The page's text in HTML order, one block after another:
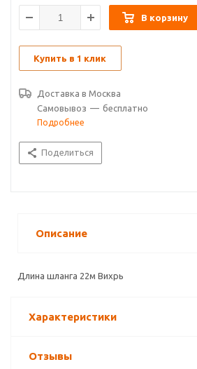
В корзину
Купить в 1 клик
Доставка в Москва
Самовывоз — бесплатно
Подробнее
Поделиться
Описание
Длина шланга 22м Вихрь
Характеристики
Отзывы